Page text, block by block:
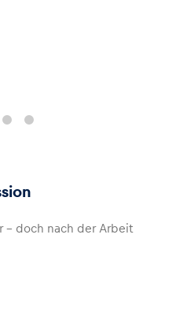
– doch nach der Arbeit